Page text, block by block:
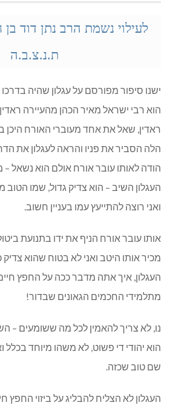
לעילוי נשמת הרב נתן דוד
ת.נ.צ.ב.ה
ישנו סיפור מפורסם על עגלון שהיה
הוא רבי ישראל מאיר הכהן מהעיירה
ראדין, שאל את אחד מעוברי האורח היכן
הלה הסביר את פניו והראה לעגלון את
הודה לאותו עובר אורח אולם הוא נשאל –
העגלון השיב – הוא צדיק גדול, שמו
ואני רוצה להתייעץ עמו בעניין חשוב.
אותו עובר אורח הניף את ידו בתנועת
מכיר אותו היטב ואני לא בטוח שהוא
העגלון, איך אתה מדבר ככה על החפץ
מתלמידי החכמים הגאונים שבדור!
נו, לא צריך להאמין לכל מה ששומעים –
הוא יהודי די פשוט, לא משהו מיוחד בכלל
שם טוב שכזה.
העגלון לא הצליח להבליג על ביזוי החפץ